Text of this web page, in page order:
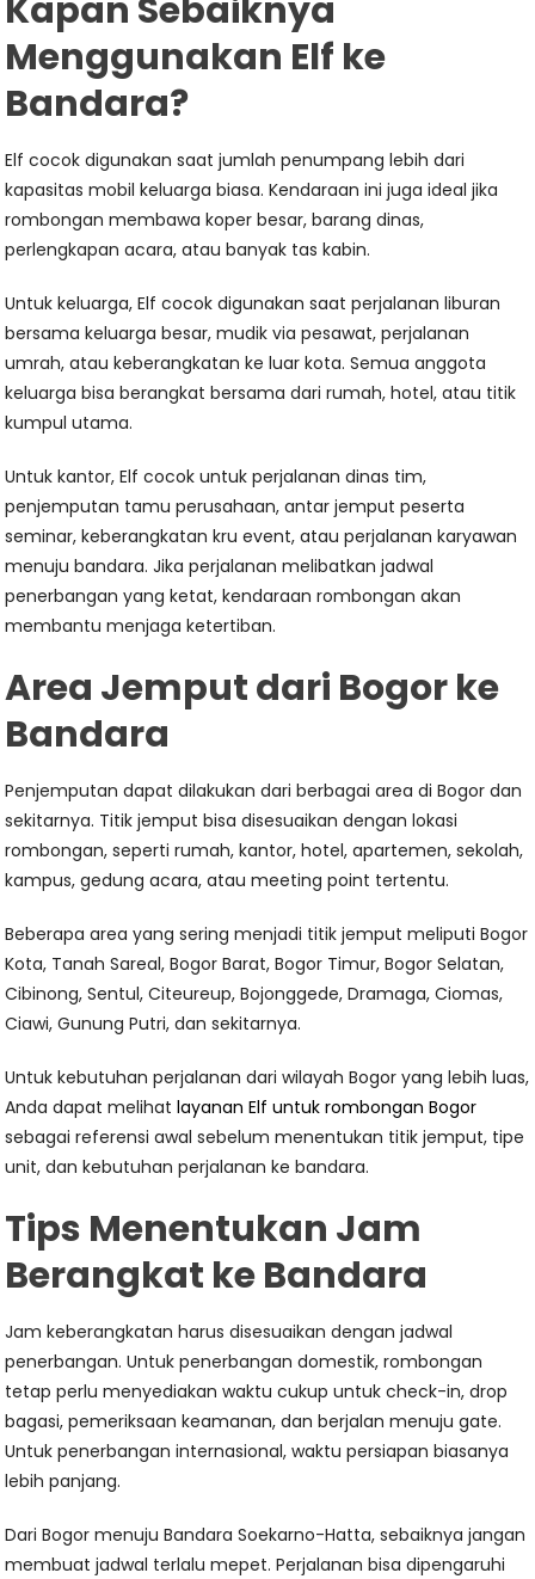
Kapan Sebaiknya
Menggunakan Elf ke
Bandara?
Elf cocok digunakan saat jumlah penumpang lebih dari
kapasitas mobil keluarga biasa. Kendaraan ini juga ideal jika
rombongan membawa koper besar, barang dinas,
perlengkapan acara, atau banyak tas kabin.
Untuk keluarga, Elf cocok digunakan saat perjalanan liburan
bersama keluarga besar, mudik via pesawat, perjalanan
umrah, atau keberangkatan ke luar kota. Semua anggota
keluarga bisa berangkat bersama dari rumah, hotel, atau titik
kumpul utama.
Untuk kantor, Elf cocok untuk perjalanan dinas tim,
penjemputan tamu perusahaan, antar jemput peserta
seminar, keberangkatan kru event, atau perjalanan karyawan
menuju bandara. Jika perjalanan melibatkan jadwal
penerbangan yang ketat, kendaraan rombongan akan
membantu menjaga ketertiban.
Area Jemput dari Bogor ke
Bandara
Penjemputan dapat dilakukan dari berbagai area di Bogor dan
sekitarnya. Titik jemput bisa disesuaikan dengan lokasi
rombongan, seperti rumah, kantor, hotel, apartemen, sekolah,
kampus, gedung acara, atau meeting point tertentu.
Beberapa area yang sering menjadi titik jemput meliputi Bogor
Kota, Tanah Sareal, Bogor Barat, Bogor Timur, Bogor Selatan,
Cibinong, Sentul, Citeureup, Bojonggede, Dramaga, Ciomas,
Ciawi, Gunung Putri, dan sekitarnya.
Untuk kebutuhan perjalanan dari wilayah Bogor yang lebih luas,
Anda dapat melihatlayanan Elf untuk rombongan Bogor
sebagai referensi awal sebelum menentukan titik jemput, tipe
unit, dan kebutuhan perjalanan ke bandara.
Tips Menentukan Jam
Berangkat ke Bandara
Jam keberangkatan harus disesuaikan dengan jadwal
penerbangan. Untuk penerbangan domestik, rombongan
tetap perlu menyediakan waktu cukup untuk check-in, drop
bagasi, pemeriksaan keamanan, dan berjalan menuju gate.
Untuk penerbangan internasional, waktu persiapan biasanya
lebih panjang.
Dari Bogor menuju Bandara Soekarno-Hatta, sebaiknya jangan
membuat jadwal terlalu mepet. Perjalanan bisa dipengaruhi